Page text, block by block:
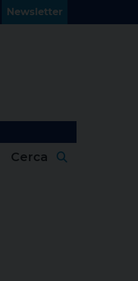
Newsletter
Cerca